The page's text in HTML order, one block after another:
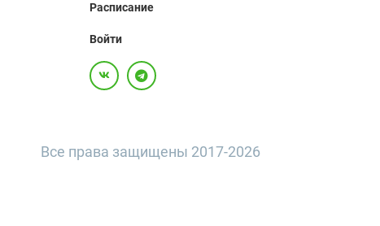
Расписание
Войти
Все права защищены 2017-2026